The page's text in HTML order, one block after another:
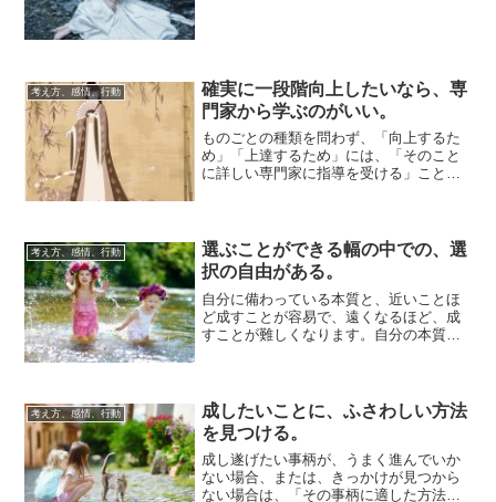
考え方、感情、行動
確実に一段階向上したいなら、専
門家から学ぶのがいい。
ものごとの種類を問わず、「向上するた
め」「上達するため」には、「そのこと
に詳しい専門家に指導を受ける」こと
考え方、感情、行動
選ぶことができる幅の中での、選
択の自由がある。
自分に備わっている本質と、近いことほ
ど成すことが容易で、遠くなるほど、成
すことが難しくなります。自分の本質と
考え方、感情、行動
成したいことに、ふさわしい方法
を見つける。
成し遂げたい事柄が、うまく進んでいか
ない場合、または、きっかけが見つから
ない場合は、「その事柄に適した方法